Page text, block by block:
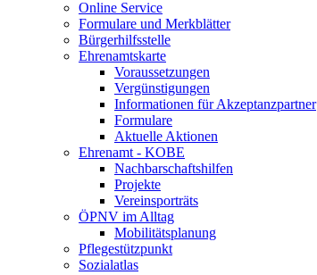
Online Service
Formulare und Merkblätter
Bürgerhilfsstelle
Ehrenamtskarte
Voraussetzungen
Vergünstigungen
Informationen für Akzeptanzpartner
Formulare
Aktuelle Aktionen
Ehrenamt - KOBE
Nachbarschaftshilfen
Projekte
Vereinsporträts
ÖPNV im Alltag
Mobilitätsplanung
Pflegestützpunkt
Sozialatlas